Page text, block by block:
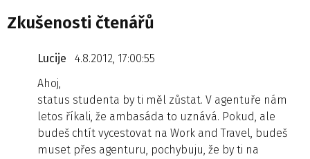
Zkušenosti čtenářů
Lucije
4.8.2012, 17:00:55
Ahoj,
status studenta by ti měl zůstat. V agentuře nám
letos říkali, že ambasáda to uznává. Pokud, ale
budeš chtít vycestovat na Work and Travel, budeš
muset přes agenturu, pochybuju, že by ti na